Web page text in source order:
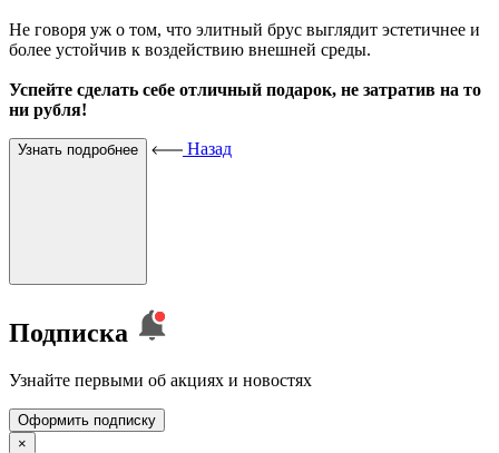
Не говоря уж о том, что элитный брус выглядит эстетичнее и
более устойчив к воздействию внешней среды.
Успейте сделать себе отличный подарок, не затратив на то
ни рубля!
Узнать подробнее Назад
Подписка
Узнайте первыми об акциях и новостях
Оформить подписку
×